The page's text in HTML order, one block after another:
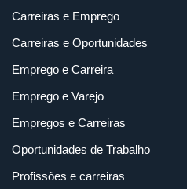
Carreiras e Emprego
Carreiras e Oportunidades
Emprego e Carreira
Emprego e Varejo
Empregos e Carreiras
Oportunidades de Trabalho
Profissões e carreiras